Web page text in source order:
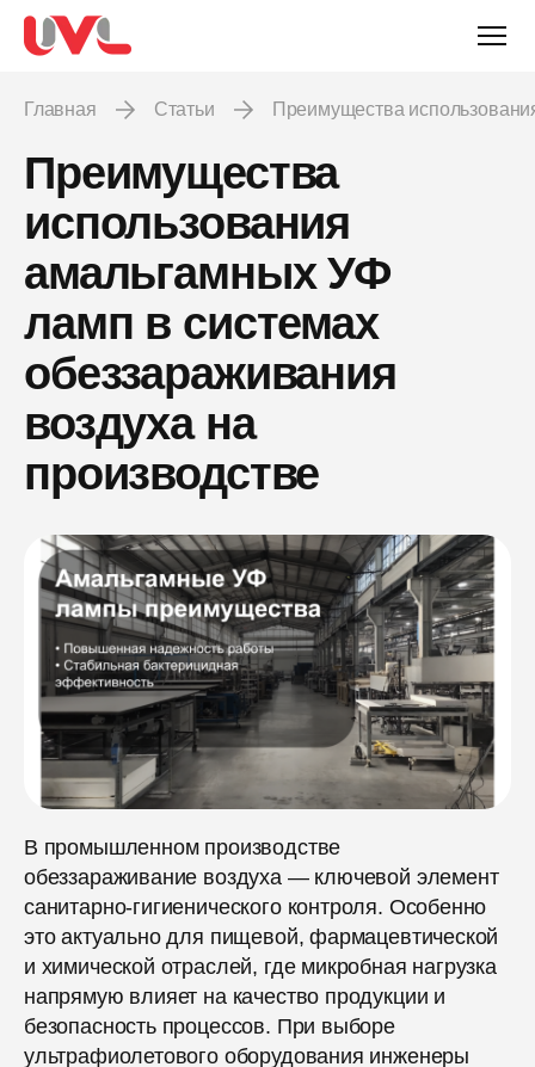
Главная Статьи Преимущества
Преимущества
использования
амальгамных УФ
ламп в системах
обеззараживания
воздуха на
производстве
В промышленном производстве
обеззараживание воздуха — ключевой элемент
санитарно-гигиенического контроля. Особенно
это актуально для пищевой, фармацевтической
и химической отраслей, где микробная нагрузка
напрямую влияет на качество продукции и
безопасность процессов. При выборе
ультрафиолетового оборудования инженеры